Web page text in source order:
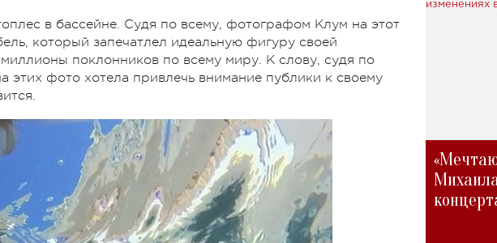
в бассейне. Судя по всему, фотографом Клум на этот
который запечатлел идеальную фигуру своей
поклонников по всему миру. К слову, судя по
этих фото хотела привлечь внимание публики к своему